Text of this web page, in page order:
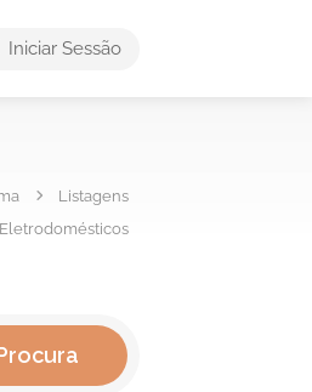
Iniciar Sessão
Listagens